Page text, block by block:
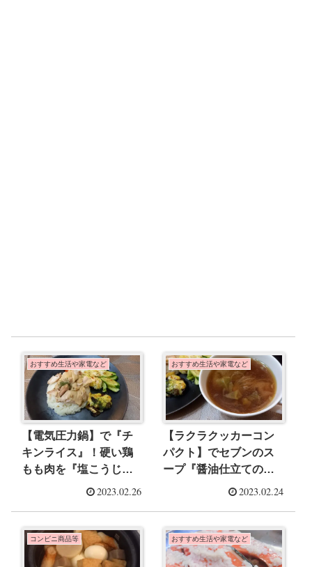
おすすめ生活や家電など
【電気圧力鍋】で『チ
キンライス』！硬い鶏
もも肉を『塩こうじ』
で柔らか絶品お肉に
2023.02.26
おすすめ生活や家電など
【ラクラクッカーコン
パクト】でセブンのス
ープ『醤油仕立ての中
華ワンタンスープ』風
2023.02.24
コンビニ商品等 おすすめ生活や家電など